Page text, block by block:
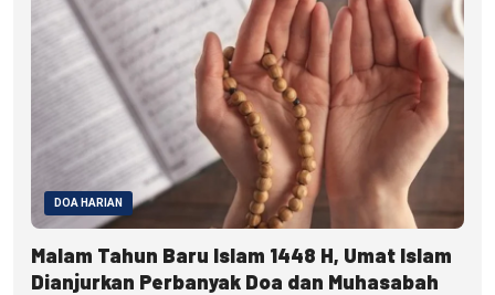
DOA HARIAN
Malam Tahun Baru Islam 1448 H, Umat Islam
Dianjurkan Perbanyak Doa dan Muhasabah